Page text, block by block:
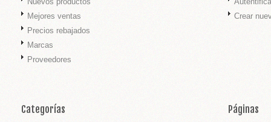
Mejores ventas
Precios rebajados
Marcas
Proveedores
Crear
Categorías Páginas
BODA
TARTA